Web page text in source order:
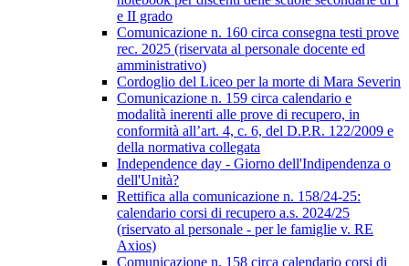
e II grado
Comunicazione n. 160 circa consegna testi prove
rec. 2025 (riservata al personale docente ed
amministrativo)
Cordoglio del Liceo per la morte di Mara Severin
Comunicazione n. 159 circa calendario e
modalità inerenti alle prove di recupero, in
conformità all’art. 4, c. 6, del D.P.R. 122/2009 e
della normativa collegata
Independence day - Giorno dell'Indipendenza o
dell'Unità?
Rettifica alla comunicazione n. 158/24-25:
calendario corsi di recupero a.s. 2024/25
(riservato al personale - per le famiglie v. RE
Axios)
Comunicazione n. 158 circa calendario corsi di